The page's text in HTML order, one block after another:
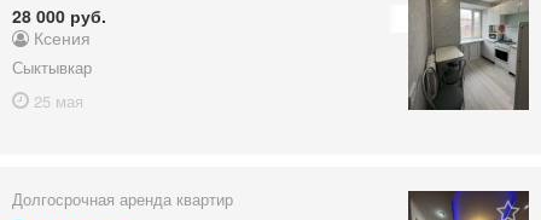
28 000 руб.
Ксения
Сыктывкар
25 мая
Долгосрочная аренда квартир